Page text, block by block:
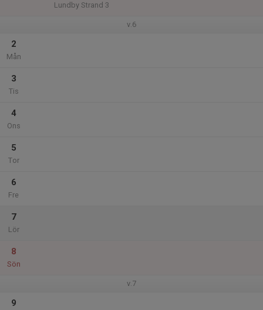
Lundby Strand 3
v.6
2
Mån
3
Tis
4
Ons
5
Tor
6
Fre
7
Lör
8
Sön
v.7
9